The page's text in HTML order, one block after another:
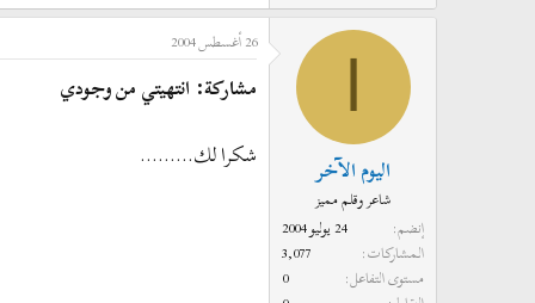
اليوم الآخر
شاعر وقلم مميز
إنضم
24 يوليو 2004
المشاركات
3,077
مستوى التفاعل
0
26 أغسطس 2004
مشاركة: انتهيتي من وجودي
شكرا لك.........